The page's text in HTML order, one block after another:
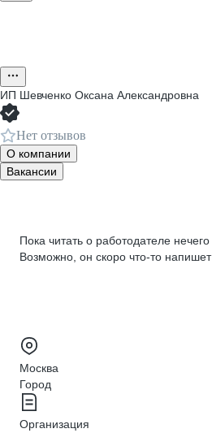
ИП Шевченко Оксана Александровна
Нет отзывов
О компании
Вакансии
Пока читать о работодателе нечего
Возможно, он скоро что‑то напишет
Москва
Город
Организация